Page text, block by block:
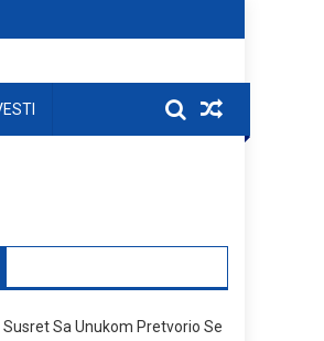
Susret Sa Unukom Pretvorio Se